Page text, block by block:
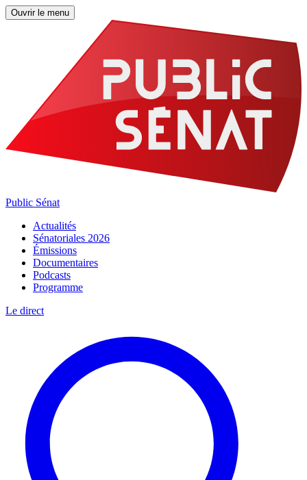
Ouvrir le menu
Public Sénat
Actualités
Sénatoriales 2026
Émissions
Documentaires
Podcasts
Programme
Le direct